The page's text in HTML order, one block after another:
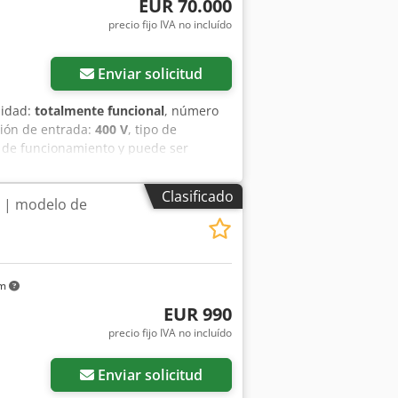
EUR 70.000
precio fijo IVA no incluído
Enviar solicitud
totalmente funcional, número
de entrada: 400 V, tipo de
funcionamiento y puede ser
incluye también una unidad de
de bordes con herramientas de
de los bordes de la chapa
industrial y se ha mantenido de
Fisher + Rückle Funcionamiento
ser demostrada durante su
Incluye herramientas de
se encuentra en Dinamarca y
Clasificado
| modelo de
EUR 990
precio fijo IVA no incluído
Enviar solicitud